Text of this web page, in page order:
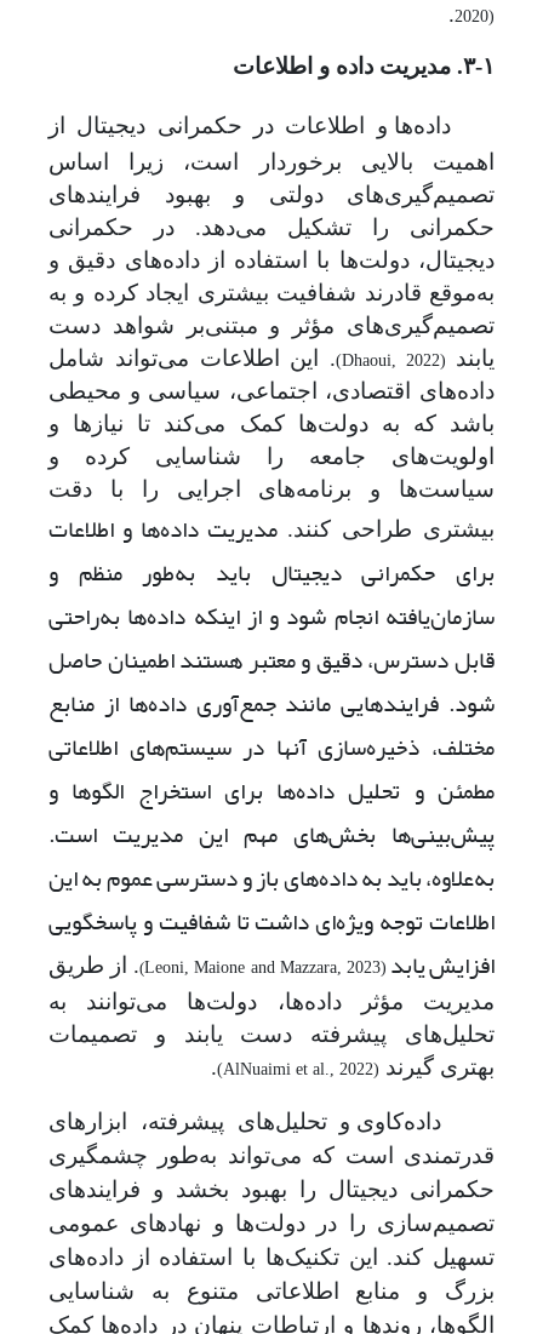
2020)
.
۳-۱. مدیریت داده و اطلاعات
داده‌ها و اطلاعات در حکمرانی دیجیتال از
اهمیت بالایی برخوردار است، زیرا اساس
تصمیم‌گیری‌های دولتی و بهبود فرایندهای
حکمرانی را تشکیل می‌دهد. در حکمرانی
دیجیتال، دولت‌ها با استفاده از داده‌های دقیق و
به‌موقع قادرند شفافیت بیشتری ایجاد کرده و به
تصمیم‌گیری‌های مؤثر و مبتنی‌بر شواهد دست
یابند
(Dhaoui, 2022). این اطلاعات می‌تواند شامل
داده‌های اقتصادی، اجتماعی، سیاسی و محیطی
باشد که به دولت‌ها کمک می‌کند تا نیازها و
اولویت‌های جامعه را شناسایی کرده و
سیاست‌ها و برنامه‌های اجرایی را با دقت
بیشتری طراحی کنند. مدیریت داده‌ها و اطلاعات
برای حکمرانی دیجیتال باید به‌طور منظم و
سازمان‌یافته انجام شود و از اینکه داده‌ها به‌راحتی
قابل دسترس، دقیق و معتبر هستند اطمینان حاصل
شود. فرایندهایی مانند جمع‌آوری داده‌ها از منابع
مختلف، ذخیره‌سازی آنها در سیستم‌های اطلاعاتی
مطمئن و تحلیل داده‌ها برای استخراج الگوها و
پیش‌بینی‌ها بخش‌های مهم این مدیریت است.
به‌علاوه، باید به داده‌های باز و دسترسی عموم به این
اطلاعات توجه ویژه‌ای داشت تا شفافیت و پاسخگویی
افزایش یابد Leoni, Maione and Mazzara, 2023)
). از طریق
مدیریت مؤثر داده‌ها، دولت‌ها می‌توانند به
تحلیل‌های پیشرفته دست یابند و تصمیمات
بهتری گیرند (AlNuaimi et al., 2022)
.
داده‌کاوی و تحلیل‌های پیشرفته، ابزارهای
قدرتمندی است که می‌تواند به‌طور چشمگیری
حکمرانی دیجیتال را بهبود بخشد و فرایندهای
تصمیم‌سازی را در دولت‌ها و نهادهای عمومی
تسهیل کند. این تکنیک‌ها با استفاده از داده‌های
بزرگ و منابع اطلاعاتی متنوع به شناسایی
الگوها، روندها و ارتباطات پنهان در داده‌ها کمک